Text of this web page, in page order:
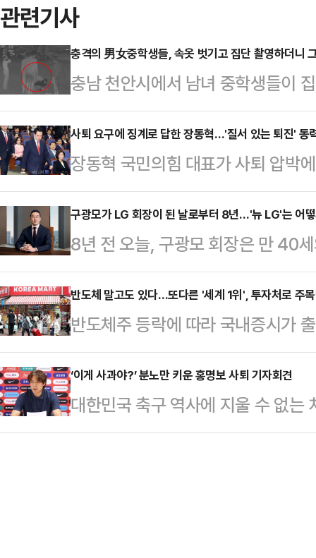
관련기사
충격의 男女중학생들, 속옷 벗기고 집단 촬영하더니
충남 천안시에서 남녀 중학생들이
이 피해 학생에게 보복 폭행을 한
장애가 있는 중학교 3학년 학생 A
를 받고 있는 중학생 7명 중 일부가
했다.공개된 영상에는 남녀 학생 7
리카락을 잡아끌고 다니고는 몸 위
들은 장소를 옮기면서 폭행을 지속
건물 옥상에서…
사퇴 요구에 징계로 답한 장동혁…'질서 있는 퇴진' 동
장동혁 국민의힘 대표가 사퇴 압박
내에선 당대표 거취 문제에 대해 신
으로 흐르는 분위기지만, 장 대표
나선다면 새로운 국면으로 전환될
치권에 따르면, 국민의힘은 29일
에 나선다. 조정식 국회의장이 임의
통보한 것에 대해 대응 방안을 논의
사퇴론이 분…
구광모가 LG 회장이 된 날로부터 8년…'뉴 LG'는 어
8년 전 오늘, 구광모 회장은 만 40
구본무 선대회장이 별세한 지 40일
판에 "고객가치 창조, 인간 존중, 정
승해 발전시키고 변화가 필요한 부
를 남기는 것으로 시작했다.LG그
임 당시인 2028년 6월 88조원(우
말 200조원을 넘겼지만 이후 100
들…
반도체 말고도 있다…또다른 '세계 1위', 투자처로 주
반도체주 등락에 따라 국내증시가
리오 쏠림 우려도 덩달아 커지고 있
어가되, 삼성전자·SK하이닉스 단
게 해줄 '안전지대'에 대한 관심이
소에 따르면, 지난주(22~26일) '반
‘이게 사과야?’ 분노만 키운 홍명보 사퇴 기자회견
대한민국 축구 역사에 지울 수 없는
간까지 축구팬들 가슴에 대못을 박